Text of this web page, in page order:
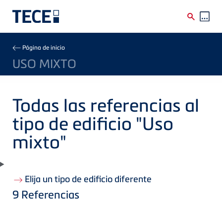
Breadcrumb
Página de inicio
USO MIXTO
Todas las referencias al
tipo de edificio "Uso
mixto"
Elija un tipo de edificio diferente
9 Referencias